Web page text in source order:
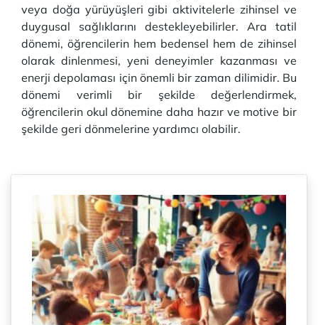
veya doğa yürüyüşleri gibi aktivitelerle zihinsel ve
duygusal sağlıklarını destekleyebilirler. Ara tatil
dönemi, öğrencilerin hem bedensel hem de zihinsel
olarak dinlenmesi, yeni deneyimler kazanması ve
enerji depolaması için önemli bir zaman dilimidir. Bu
dönemi verimli bir şekilde değerlendirmek,
öğrencilerin okul dönemine daha hazır ve motive bir
şekilde geri dönmelerine yardımcı olabilir.